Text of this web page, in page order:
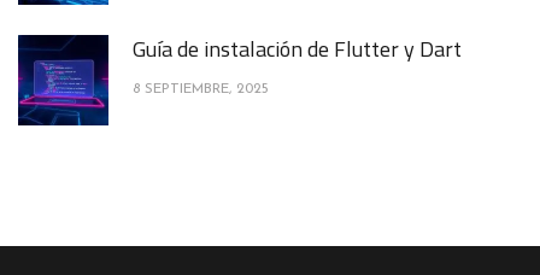
Guía de instalación de Flutter y Dart
8 SEPTIEMBRE, 2025